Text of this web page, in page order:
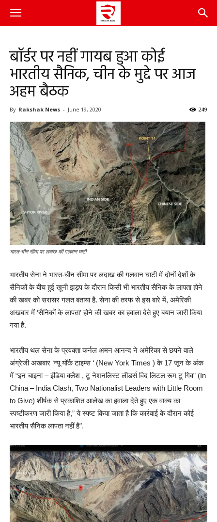
बॉर्डर पर नहीं गायब हुआ कोई
भारतीय सैनिक, चीन के मुद्दे पर आज
अहम बैठक
By Rakshak News - June 19, 2020 249
भारत-चीन सीमा पर लदाख की गलवान घाटी
भारतीय सेना ने भारत-चीन सीमा पर लदाख की गलवान घाटी में दोनों देशों के
सैनिकों के बीच हुई खूनी झड़प के दौरान किसी भी भारतीय सैनिक के लापता होने
की खबर को सरासर गलत बताया है. सेना की तरफ से इस बारे में, अमेरिकी
अखबार में ‘सैनिकों के लापता’ होने की खबर का हवाला देते हुए बयान जारी किया
गया है.
भारतीय थल सेना के प्रवक्ता कर्नल अमन आनन्द ने अमेरिका से छपने वाले
अंग्रेजी अखबार ‘न्यू यॉर्क टाइम्स ‘ (New York Times ) के 17 जून के अंक
में “इन चाइना – इंडिया क्लैश , टू नेशनलिस्ट लीडर्स विद लिटल रूम टू गिव” (In
China – India Clash, Two Nationalist Leaders with Little Room
to Give) शीर्षक से प्रकाशित आलेख का हवाला देते हुए एक वाक्य का
स्पष्टीकरण जारी किया है,” ये स्पष्ट किया जाता है कि कार्रवाई के दौरान कोई
भारतीय सैनिक लापता नहीं है”.